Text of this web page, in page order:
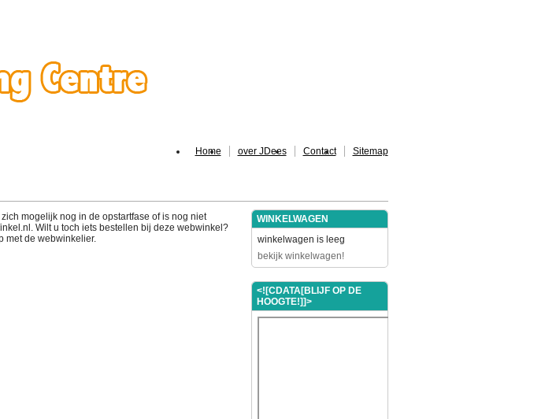
Home over JDees Contact Sitemap
mogelijk nog in de opstartfase of is nog niet
Wilt u toch iets bestellen bij deze webwinkel?
met de webwinkelier.
WINKELWAGEN
winkelwagen is leeg
bekijk winkelwagen!
<![CDATA[BLIJF OP DE
HOOGTE!]]>